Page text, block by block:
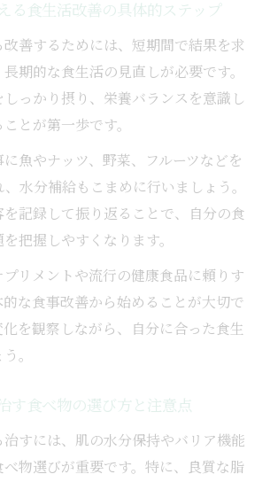
る食生活改善の具体的ステップ
善するためには、短期間で結果を求
期的な食生活の見直しが必要です。
しっかり摂り、栄養バランスを意識し
とが第一歩です。
魚やナッツ、野菜、フルーツなどを
水分補給もこまめに行いましょう。
記録して振り返ることで、自分の食
把握しやすくなります。
リメントや流行の健康食品に頼りす
な食事改善から始めることが大切で
を観察しながら、自分に合った食生
。
す食べ物の選び方と注意点
すには、肌の水分保持やバリア機能
物選びが重要です。特に、良質な脂